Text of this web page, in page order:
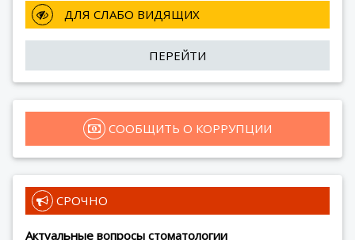
ДЛЯ СЛАБО ВИДЯЩИХ
ПЕРЕЙТИ
СООБЩИТЬ О КОРРУПЦИИ
СРОЧНО
Актуальные вопросы стоматологии